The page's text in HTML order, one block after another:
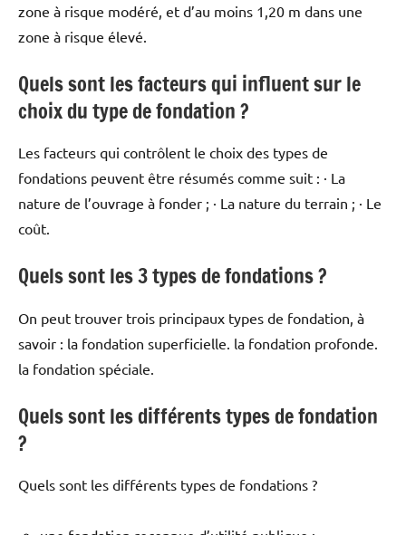
zone à risque modéré, et d’au moins 1,20 m dans une
zone à risque élevé.
Quels sont les facteurs qui influent sur le
choix du type de fondation ?
Les facteurs qui contrôlent le choix des types de
fondations peuvent être résumés comme suit : · La
nature de l’ouvrage à fonder ; · La nature du terrain ; · Le
coût.
Quels sont les 3 types de fondations ?
On peut trouver trois principaux types de fondation, à
savoir : la fondation superficielle. la fondation profonde.
la fondation spéciale.
Quels sont les différents types de fondation
?
Quels sont les différents types de fondations ?